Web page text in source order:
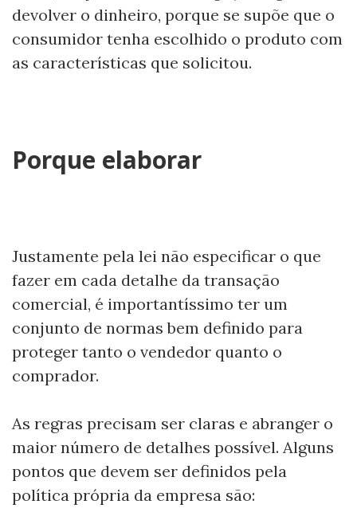
devolver o dinheiro, porque se supõe que o
consumidor tenha escolhido o produto com
as características que solicitou.
Porque elaborar
Justamente pela lei não especificar o que
fazer em cada detalhe da transação
comercial, é importantíssimo ter um
conjunto de normas bem definido para
proteger tanto o vendedor quanto o
comprador.
As regras precisam ser claras e abranger o
maior número de detalhes possível. Alguns
pontos que devem ser definidos pela
política própria da empresa são: